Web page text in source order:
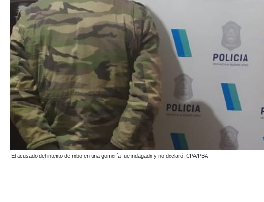
El acusado del intento de robo en una gomería fue indagado y no declaró. CPA/PBA